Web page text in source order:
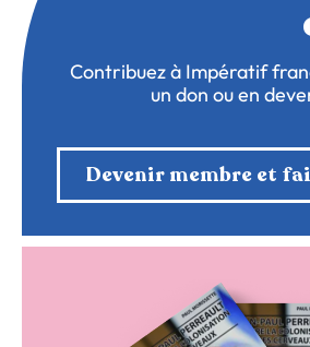
Contribuez à Impératif
un don ou en
Devenir membre et